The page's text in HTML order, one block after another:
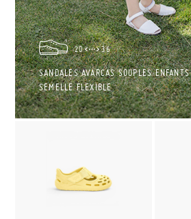
20 36
SANDALES AVARCAS SOUPLES ENFANTS
SEMELLE FLEXIBLE